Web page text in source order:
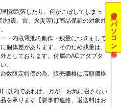
損壊(落したり、何かこぼしてしまっ
(地震、雷、火災等)は商品保証の対象外
・内蔵電池の動作・残量につきまして
個体差があります。そのため残量は、
としております。付属のACアダプタ
。
数限定特価の為、販売価格は店頭価格
以内であれば、万が一お気に召さない
を承ります【要事前連絡、返送料はお
夏のパソコン祭